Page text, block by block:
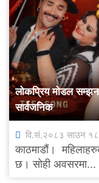
लोकप्रिय मोडल
सार्वजनिक
वि.सं.२०८३ साउन १८
काठमाडौं।
छ। सोही अवसरमा...